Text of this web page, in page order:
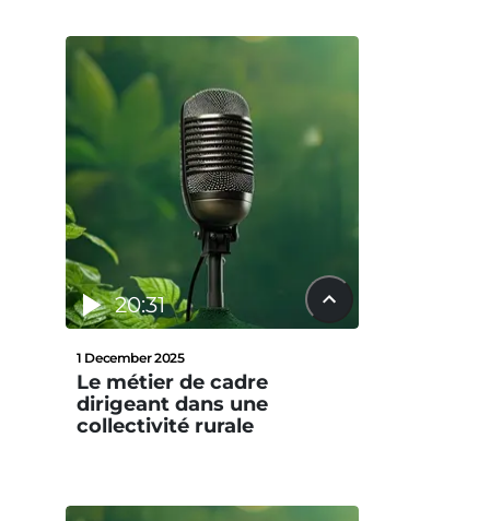
20:31
1 December 2025
Le métier de cadre
dirigeant dans une
collectivité rurale